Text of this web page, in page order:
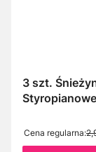
3 szt.
styropianu
śniegu
Cena regularna: